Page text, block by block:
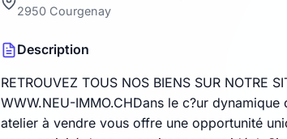
2950 Courgenay
Description
RETROUVEZ TOUS NOS BIENS SUR NOTRE
WWW.NEU-IMMO.CHDans le c?ur
atelier à vendre vous offre une opportunité